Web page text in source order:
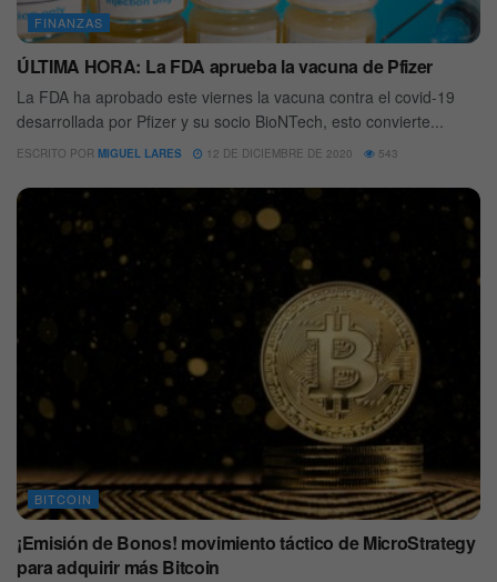
FINANZAS
ÚLTIMA HORA: La FDA aprueba la vacuna de Pfizer
La FDA ha aprobado este viernes la vacuna contra el covid-19
desarrollada por Pfizer y su socio BioNTech, esto convierte...
ESCRITO POR MIGUEL LARES 12 DE DICIEMBRE DE 2020 543
BITCOIN
¡Emisión de Bonos! movimiento táctico de MicroStrategy
para adquirir más Bitcoin